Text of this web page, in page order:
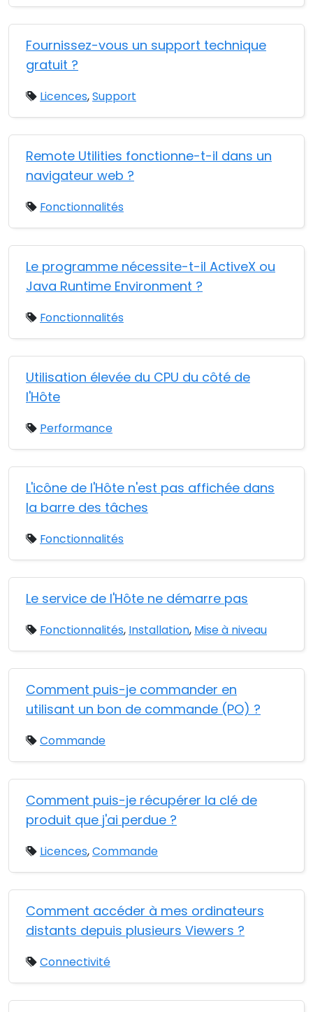
Fournissez-vous un support technique
gratuit ?
Licences,Support
Remote Utilities fonctionne-t-il dans un
navigateur web ?
Fonctionnalités
Le programme nécessite-t-il ActiveX ou
Java Runtime Environment ?
Fonctionnalités
Utilisation élevée du CPU du côté de
l'Hôte
Performance
L'icône de l'Hôte n'est pas affichée dans
la barre des tâches
Fonctionnalités
Le service de l'Hôte ne démarre pas
Fonctionnalités, Installation, Mise à niveau
Comment puis-je commander en
utilisant un bon de commande (PO) ?
Commande
Comment puis-je récupérer la clé de
produit que j'ai perdue ?
Licences,Commande
Comment accéder à mes ordinateurs
distants depuis plusieurs Viewers ?
Connectivité